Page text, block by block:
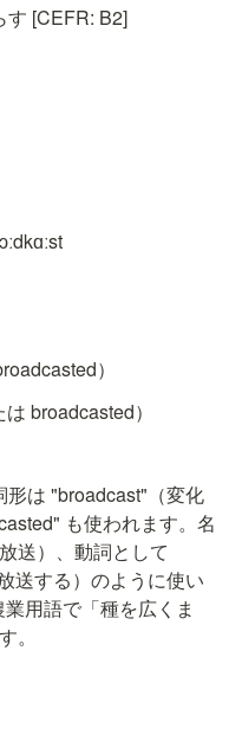
す [CEFR: B2]
）
broadcasted）
は "broadcast"（変化
も使われます。名
送）、動詞として
送する）のように使い
用語で「種を広くま
。